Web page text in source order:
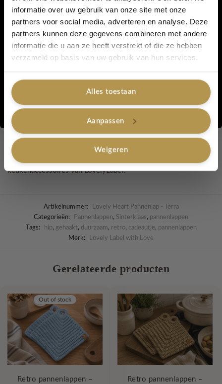
informatie over uw gebruik van onze site met onze
partners voor social media, adverteren en analyse. Deze
partners kunnen deze gegevens combineren met andere
informatie die u aan ze heeft verstrekt of die ze hebben
verzameld op basis van uw gebruik van hun services.
Alles toestaan
Aanpassen
Weigeren
Geschikt voor dagelijks gebruik
Afmetingen & inhoud
Set van 2 pannenlappen
Een prachtig cadeau voor een housewarming, verjaardag,
moederdag of gewoon om jezelf mee te verwennen. Met deze
handgemaakte hartjes voeg je direct een warme en persoonlijke
touch toe aan iedere keuken.
Bekijk ook onze andere handgemaakte
keukenaccessoires van LovelyLabel.
Artikelnummer:
Lovely Heart Pannenlap - Terra
Categorieën:
Pannenlappen, Sinterklaas, pannenlappen
Tags:
hip, gehaakt, duurzaam, retro, cadeautje, pannenlappen
Merk:
Lovely Label with Love
Gerelateerde producten
Out of stock
Retro pannenlappen –
Retro pannenlappen –
5% korting...
Ja, graag!
Nee, bedankt